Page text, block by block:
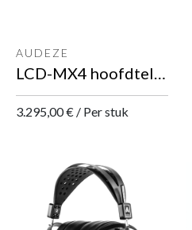
AUDEZE
LCD-MX4 hoofdtelefoon
3.295,00€ / Per stuk